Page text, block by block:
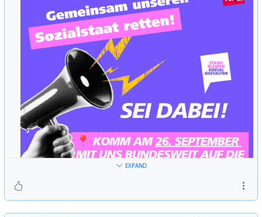
EXPAND